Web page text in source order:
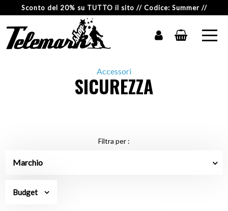
Sconto del 20% su TUTTO il sito // Codice: Summer //
Accessori
SICUREZZA
Filtra per :
Marchio
Budget